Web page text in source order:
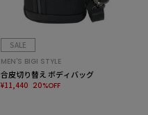
SALE
MEN'S BIGI STYLE
合皮切り替え ボディバッグ
¥11,440 20%OFF